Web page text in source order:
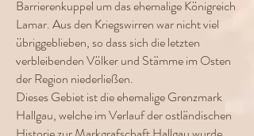
Barrierenkuppel um das ehemalige Königreich
Lamar. Aus den Kriegswirren war nicht viel
übriggeblieben, so dass sich die letzten
verbleibenden Völker und Stämme im Osten
der Region niederließen.
Dieses Gebiet ist die ehemalige Grenzmark
Hallgau, welche im Verlauf der ostländischen